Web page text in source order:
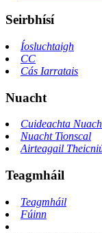
Seirbhísí
Íosluchtaigh
CC
Cás Iarratais
Nuacht
Cuideachta
Nuacht Tionscal
Airteagail
Teagmháil
Teagmháil
Fúinn